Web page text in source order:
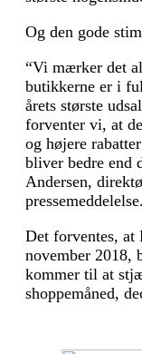
Og den gode
“Vi mærker det
butikkerne er i
årets største
forventer vi, at
og højere
bliver bedre end
Andersen,
pressemeddelelse.
Det forventes, at
november 2018,
kommer til at
shoppemåned,